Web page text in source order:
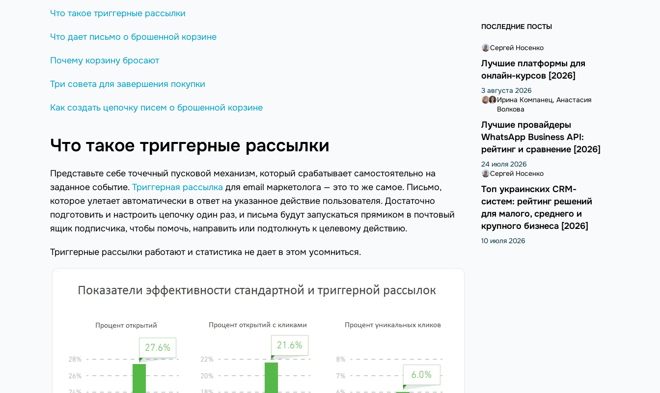
Что такое триггерные рассылки
Что дает письмо о брошенной корзине
Почему корзину бросают
Три совета для завершения покупки
Как создать цепочку писем о брошенной корзине
Что такое триггерные рассылки
Представьте себе точечный пусковой механизм, который срабатывает самостоятельно на
заданное событие. Триггерная рассылка для email маркетолога — это то же самое. Письмо,
которое улетает автоматически в ответ на указанное действие пользователя. Достаточно
подготовить и настроить цепочку один раз, и письма будут запускаться прямиком в почтовый
ящик подписчика, чтобы помочь, направить или подтолкнуть к целевому действию.
Триггерные рассылки работают и статистика не дает в этом усомниться.
ПОСЛЕДНИЕ ПОСТЫ
Сергей Носенко
Лучшие платформы для
онлайн-курсов [2026]
3 августа 2026
Ирина Компанец Анастасия
Волкова
Лучшие провайдеры
WhatsApp Business API:
рейтинг и сравнение [2026]
24 июля 2026
Сергей Носенко
Топ украинских CRM-
систем: рейтинг решений
для малого, среднего и
крупного бизнеса [2026]
10 июля 2026